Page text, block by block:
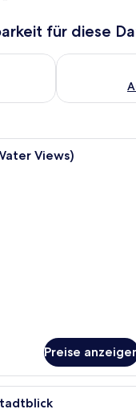
für diese
heute Nacht, Aug. 6
Überprüfe
Hotelzimmer mit Bett,
Views)
Preise
Skyline mit hohen